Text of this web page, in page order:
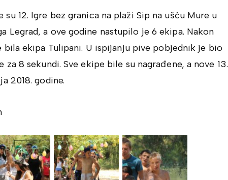
12. Igre bez granica na plaži Sip na ušću Mure u
Legrad, a ove godine nastupilo je 6 ekipa. Nakon
ekipa Tulipani. U ispijanju pive pobjednik je bio
8 sekundi. Sve ekipe bile su nagrađene, a nove 13.
2018. godine.